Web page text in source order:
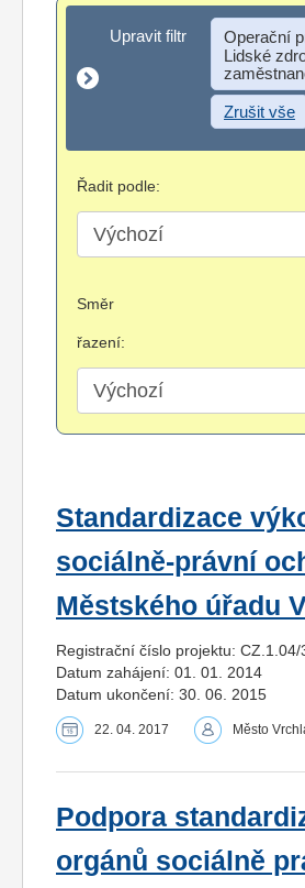
Upravit filtr
Upravit filtr
Operační
Lidské
Zrušit vše
Řadit podle:
Směr
řazení:
Standardizace
sociálně-právní
Městského úřadu
Registrační číslo projektu:
Datum zahájení: 01. 01. 2014
Datum ukončení: 30. 06. 2015
22. 04. 2017 Město
Podpora
orgánů sociálně